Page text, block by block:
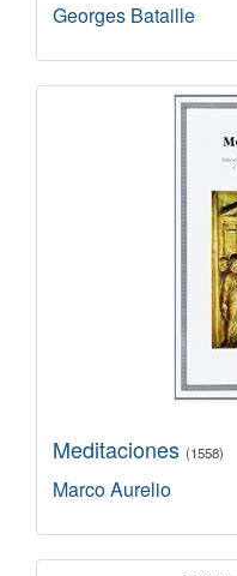
Georges Bataille
Meditaciones (1558)
Marco Aurelio